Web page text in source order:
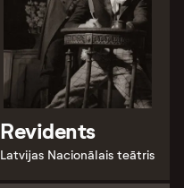
Revidents
Latvijas Nacionālais teātris